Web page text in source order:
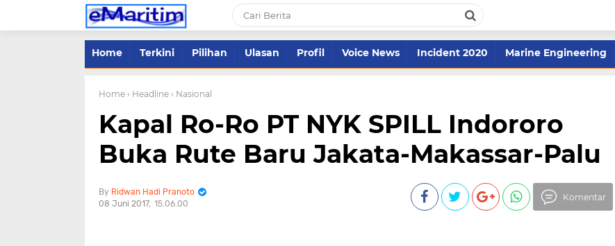
Home Terkini Pilihan Ulasan Profil Voice News Incident 2020 Marine Engineering
Home › Headline › Nasional
Kapal Ro-Ro PT NYK SPILL Indororo
Buka Rute Baru Jakata-Makassar-Palu
Ridwan Hadi Pranoto
08 Juni 2017 15.06.00
Komentar